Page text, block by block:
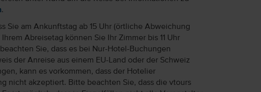
.
Sie am Ankunftstag ab 15 Uhr (örtliche Abweichung
Abreisetag können Sie Ihr Zimmer bis 11 Uhr
Sie, dass es bei Nur-Hotel-Buchungen
der Anreise aus einem EU-Land oder der Schweiz
kann es vorkommen, dass der Hotelier
nicht akzeptiert. Bitte beachten Sie, dass die vtours